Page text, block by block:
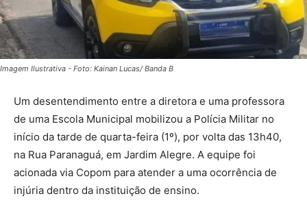
Imagem Ilustrativa - Foto: Kainan Lucas/ Banda B
Um desentendimento entre a diretora e uma professora
de uma Escola Municipal mobilizou a Polícia Militar no
início da tarde de quarta-feira (1º), por volta das 13h40,
na Rua Paranaguá, em Jardim Alegre. A equipe foi
acionada via Copom para atender a uma ocorrência de
injúria dentro da instituição de ensino.